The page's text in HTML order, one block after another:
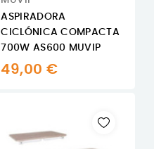
ASPIRADORA
CICLÓNICA COMPACTA
700W AS600 MUVIP
49,00 €